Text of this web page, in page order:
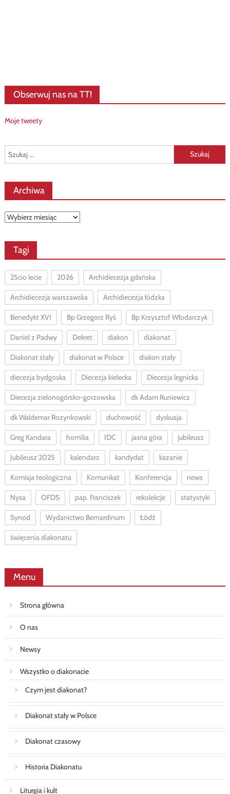
Obserwuj nas na TT!
Moje tweety
Szukaj:
Archiwa
Archiwa
Tagi
25cio lecie 2026 Archidiecezja gdańska
Archidiecezja warszawska Archidiecezja łódzka
Benedykt XVI Bp Grzegorz Ryś Bp Krzysztof Włodarczyk
Daniel z Padwy Dekret diakon diakonat
Diakonat stały diakonat w Polsce diakon stały
diecezja bydgoska Diecezja kielecka Diecezja legnicka
Diecezja zielonogórsko-gorzowska dk Adam Runiewicz
dk Waldemar Rozynkowski duchowość dyskusja
Greg Kandara homilia IDC jasna góra jubileusz
Jubileusz 2025 kalendarz kandydat kazanie
Komisja teologiczna Komunikat Konferencja news
Nysa OFDS pap. Franciszek rekolekcje statystyki
Synod Wydanictwo Bernardinum Łódź
święcenia diakonatu
Menu
Strona główna
O nas
Newsy
Wszystko o diakonacie
Czym jest diakonat?
Diakonat stały w Polsce
Diakonat czasowy
Historia Diakonatu
Liturgia i kult